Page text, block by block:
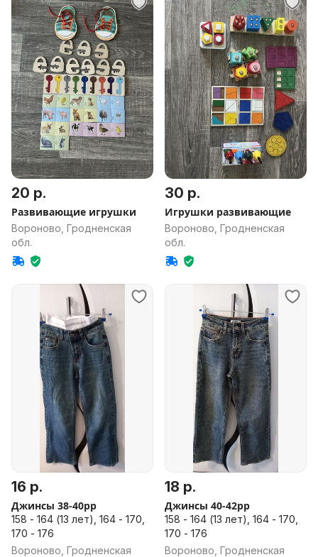
20 р.
Развивающие игрушки
Вороново, Гродненская
обл.
30 р.
Игрушки развивающие
Вороново, Гродненская
обл.
16 р.
Джинсы 38-40рр
158 - 164 (13 лет), 164 - 170,
170 - 176
Вороново, Гродненская
18 р.
Джинсы 40-42рр
158 - 164 (13 лет), 164 - 170,
170 - 176
Вороново, Гродненская